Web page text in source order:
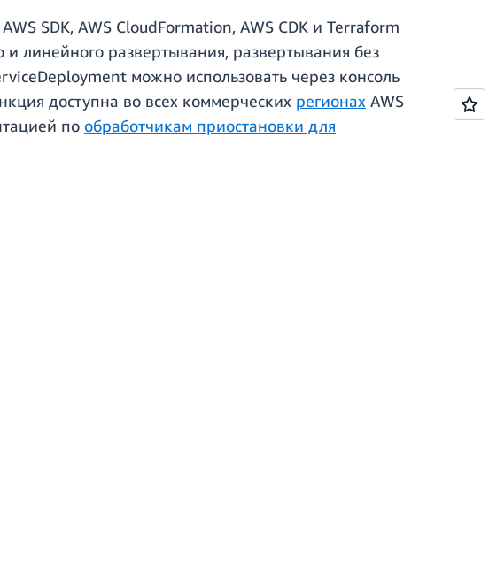
SDK, AWS CloudFormation, AWS CDK и Terraform
и линейного развертывания, развертывания без
можно использовать через консоль
доступна во всех коммерческих регионах AWS
по обработчикам приостановки для